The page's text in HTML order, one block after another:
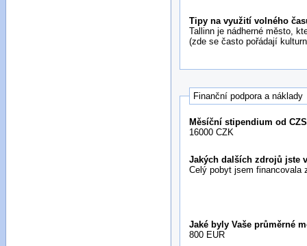
Tipy na využití volného
Tallinn je nádherné město,
(zde se často pořádají
Finanční podpora a náklady
Měsíční stipendium od CZS
16000 CZK
Jakých dalších zdrojů jste
Celý pobyt jsem financovala
Jaké byly Vaše průměrné
800 EUR